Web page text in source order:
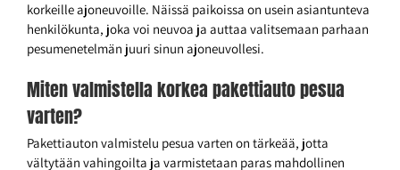
korkeille ajoneuvoille. Näissä paikoissa on usein asiantunteva
henkilökunta, joka voi neuvoa ja auttaa valitsemaan parhaan
pesumenetelmän juuri sinun ajoneuvollesi.
Miten valmistella korkea pakettiauto pesua
varten?
Pakettiauton valmistelu pesua varten on tärkeää, jotta
vältytään vahingoilta ja varmistetaan paras mahdollinen